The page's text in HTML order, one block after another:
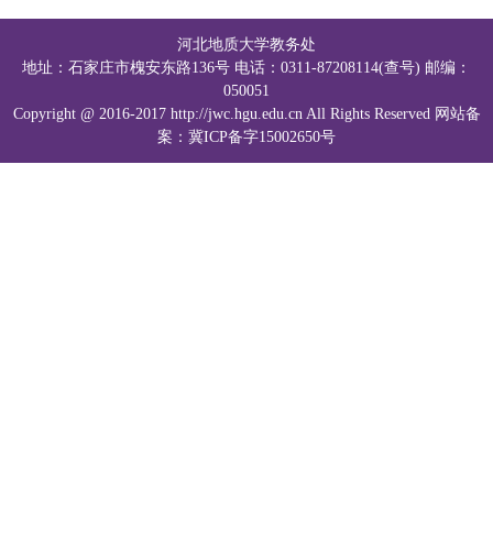
河北地质大学教务处
地址：石家庄市槐安东路136号 电话：0311-87208114(查号) 邮编：
050051
Copyright @ 2016-2017 http://jwc.hgu.edu.cn All Rights Reserved 网站备
案：冀ICP备字15002650号